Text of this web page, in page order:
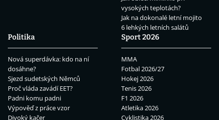
vysokých teplotách?
Jak na dokonalé letní mojito
6 lehkých letních salátů
Politika
Nová superdávka: kdo na ní
dosáhne?
Sjezd sudetských Němců
Proč vláda zavádí EET?
Padni komu padni
Výpověď z práce vzor
Divoký kačer
Sport 2026
MMA
Fotbal 2026/27
Hokej 2026
Tenis 2026
F1 2026
Atletika 2026
Cyklistika 2026